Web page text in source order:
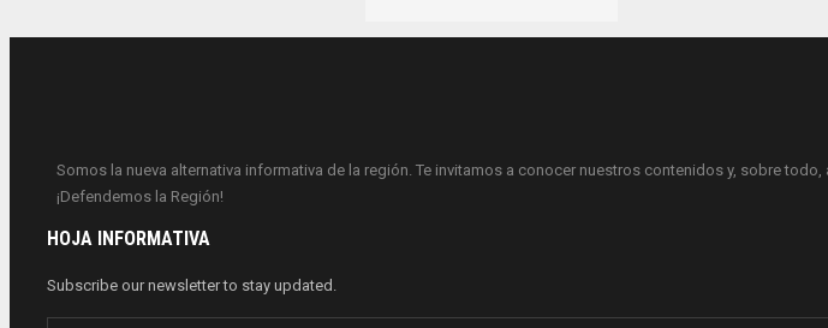
Somos la nueva alternativa informativa de la región. Te invitamos a conocer nuestros contenidos y, sobre
¡Defendemos la Región!
HOJA INFORMATIVA
Subscribe our newsletter to stay updated.